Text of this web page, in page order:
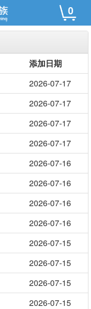
0
添加日期
2026-07-17
2026-07-17
2026-07-17
2026-07-17
2026-07-16
2026-07-16
2026-07-16
2026-07-16
2026-07-15
2026-07-15
2026-07-15
2026-07-15